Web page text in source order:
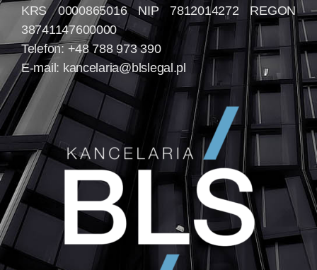
KRS 0000865016 NIP 7812014272 REGON
38741147600000
Telefon: +48 788 973 390
E-mail: kancelaria@blslegal.pl